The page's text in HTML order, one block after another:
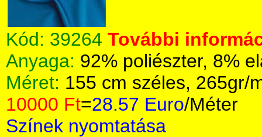
Kód: 39264 További
Anyaga: 92% poliészter, 8%
Méret: 155 cm széles, 265gr/
10000 Ft=28.57 Euro/Méter
Színek nyomtatása